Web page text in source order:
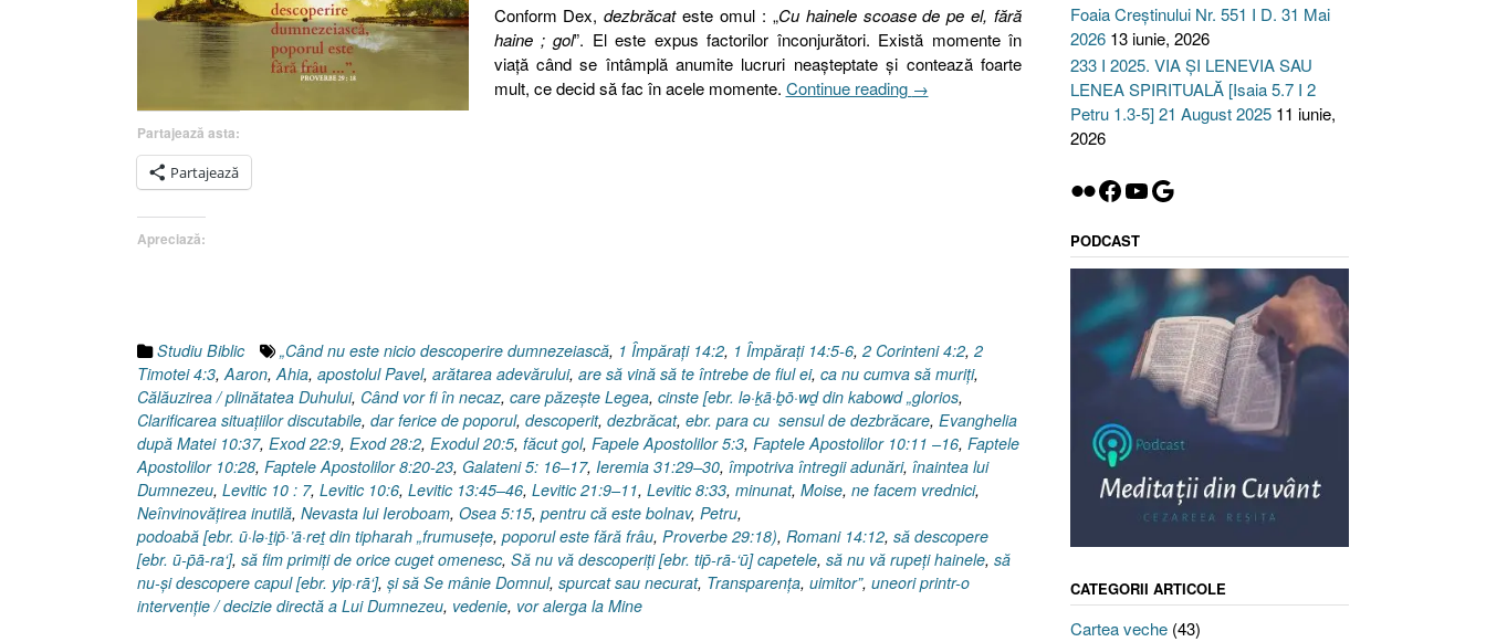
Conform Dex, dezbrăcateste omul : „Cu hainele scoase de pe el, fără
haine ; gol”. El este expus factorilor înconjurători. Există momente în
viaţă când se întâmplă anumite lucruri neaşteptate şi contează foarte
mult, ce decid să fac în acele momente. Continue reading „Proverbe
→
Partajează asta:
Partajează
Apreciază:
Studiu Biblic „Când nu este nicio descoperire dumnezeiască, 1 Împăraţi 14:2, 1 Împăraţi 14:5-6, 2 Corinteni 4:2, 2
Timotei 4:3,Aaron,Ahia, apostolul Pavel, arătarea adevărului, are să vină să te întrebe de fiul ei, ca nu cumva să muriţi,
Călăuzirea / plinătatea Duhului, Când vor fi în necaz, care păzeşte Legea, cinste [ebr. lə·ḵā·ḇō·wḏ din kabowd „glorios,
Clarificarea situaţiilor discutabile, dar ferice de poporul, descoperit, dezbrăcat, ebr. para cu sensul de dezbrăcare, Evanghelia
după Matei 10:37, Exod 22:9, Exod 28:2, Exodul 20:5, făcut gol, Fapele Apostolilor 5:3, Faptele Apostolilor 10:11 –16, Faptele
Apostolilor 10:28, Faptele Apostolilor 8:20-23, Galateni 5: 16–17, Ieremia 31:29–30, împotriva întregii adunări, înaintea lui
Dumnezeu, Levitic 10 : 7, Levitic 10:6, Levitic 13:45–46, Levitic 21:9–11, Levitic 8:33, minunat, Moise, ne facem vrednici,
Neînvinovăţirea inutilă, Nevasta lui Ieroboam, Osea 5:15, pentru că este bolnav, Petru,
podoabă [ebr. ū·lə·ṯip̄·’ā·reṯ din tipharah „frumuseţe, poporul este fără frâu, Proverbe 29:18), Romani 14:12, să descopere
[ebr. ū-p̄ā-ra‘], să fim primiţi de orice cuget omenesc, Să nu vă descoperiţi [ebr. tip̄-rā-‘ū] capetele, să nu vă rupeţi hainele, să
nu-şi descopere capul [ebr. yip·rā‘], şi să Se mânie Domnul, spurcat sau necurat, Transparenţa, uimitor”, uneori printr-o
intervenţie / decizie directă a Lui Dumnezeu, vedenie, vor alerga la Mine
Foaia Creștinului Nr. 551 I D. 31 Mai
2026 13 iunie, 2026
233 I 2025. VIA ȘI LENEVIA SAU
LENEA SPIRITUALĂ [Isaia 5.7 I 2
Petru 1.3-5] 21 August 2025 11 iunie,
2026
Flickr
Facebook
YouTube
Google
PODCAST
CATEGORII ARTICOLE
Cartea veche(43)